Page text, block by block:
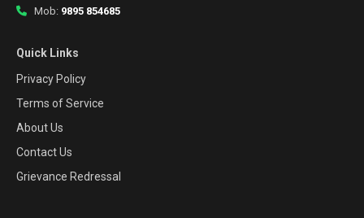
Mob: 9895 854685
Quick Links
Privacy Policy
Terms of Service
About Us
Contact Us
Grievance Redressal